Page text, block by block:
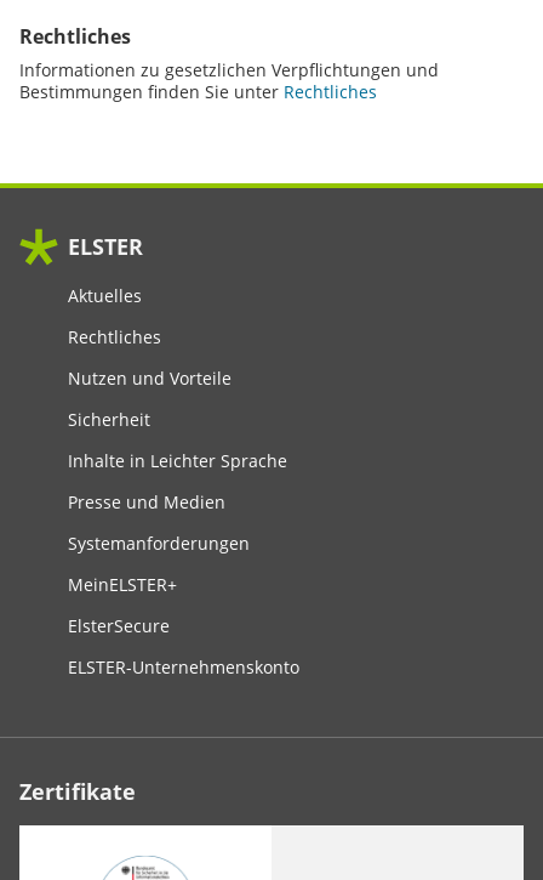
Rechtliches
Informationen zu gesetzlichen Verpflichtungen und
Bestimmungen finden Sie unter Rechtliches
ELSTER
Aktuelles
Rechtliches
Nutzen und Vorteile
Sicherheit
Inhalte in Leichter Sprache
Presse und Medien
Systemanforderungen
MeinELSTER+
ElsterSecure
ELSTER-Unternehmenskonto
Zertifikate